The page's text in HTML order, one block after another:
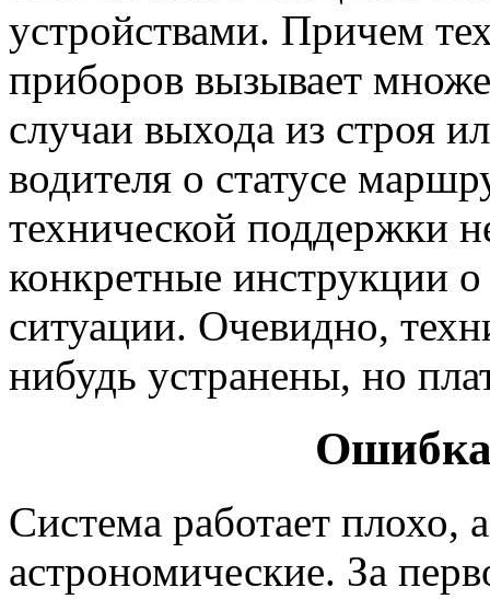
устройствами. Причем
приборов вызывает
случаи выхода из строя
водителя о статусе
технической поддержки
конкретные инструкции
ситуации. Очевидно,
нибудь устранены, но
Система работает
астрономические. За